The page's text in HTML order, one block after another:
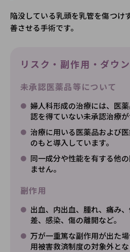
陥没している乳頭を乳管を傷つけ
善させる手術です。
リスク・副作用・ダウ
未承認医薬品等について
婦人科形成の治療には、医
認を得ていない未承認治療が
治療に用いる医薬品および
のもと導入しています。
同一成分や性能を有する他
ません。
副作用
出血、内出血、腫れ、痛み
差、感染、傷の離開など。
万が一重篤な副作用が出た
用被害救済制度の対象外とな